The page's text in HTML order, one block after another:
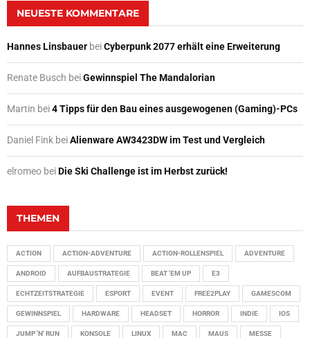
NEUESTE KOMMENTARE
Hannes Linsbauer beiCyberpunk 2077 erhält eine Erweiterung
Renate Busch beiGewinnspiel The Mandalorian
Martin bei4 Tipps für den Bau eines ausgewogenen (Gaming)-PCs
Daniel Fink beiAlienware AW3423DW im Test und Vergleich
elromeo beiDie Ski Challenge ist im Herbst zurück!
THEMEN
ACTION ACTION-ADVENTURE ACTION-ROLLENSPIEL ADVENTURE
ANDROID AUFBAUSTRATEGIE BEAT 'EM UP E3
ECHTZEITSTRATEGIE ESPORT EVENT FREE2PLAY GAMESCOM
GEWINNSPIEL HARDWARE HEADSET HORROR INDIE IOS
JUMP 'N' RUN KONSOLE LINUX MAC MAUS MESSE